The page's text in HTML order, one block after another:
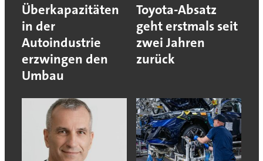
Überkapazitäten
in der
Autoindustrie
erzwingen den
Umbau
Toyota-Absatz
geht erstmals seit
zwei Jahren
zurück